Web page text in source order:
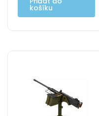
košíku